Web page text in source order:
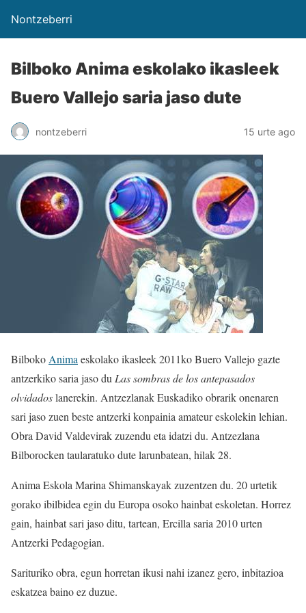
Nontzeberri
Bilboko Anima eskolako ikasleek
Buero Vallejo saria jaso dute
nontzeberri 15 urte ago
Bilboko Anima eskolako ikasleek 2011ko Buero Vallejo gazte
antzerkiko saria jaso du Las sombras de los antepasados
olvidadoslanerekin. Antzezlanak Euskadiko obrarik onenaren
sari jaso zuen beste antzerki konpainia amateur eskolekin lehian.
Obra David Valdevirak zuzendu eta idatzi du. Antzezlana
Bilborocken taularatuko dute larunbatean, hilak 28.
Anima Eskola Marina Shimanskayak zuzentzen du. 20 urtetik
gorako ibilbidea egin du Europa osoko hainbat eskoletan. Horrez
gain, hainbat sari jaso ditu, tartean, Ercilla saria 2010 urten
Antzerki Pedagogian.
Sarituriko obra, egun horretan ikusi nahi izanez gero, inbitazioa
eskatzea baino ez duzue.